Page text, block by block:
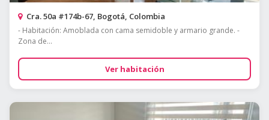
Cra. 50a #174b-67, Bogotá, Colombia
- Habitación: Amoblada con cama semidoble y armario grande. -
Zona de...
Ver habitación